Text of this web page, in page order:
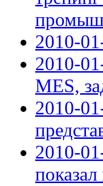
2010-
2010-
MES,
2010-
2010-